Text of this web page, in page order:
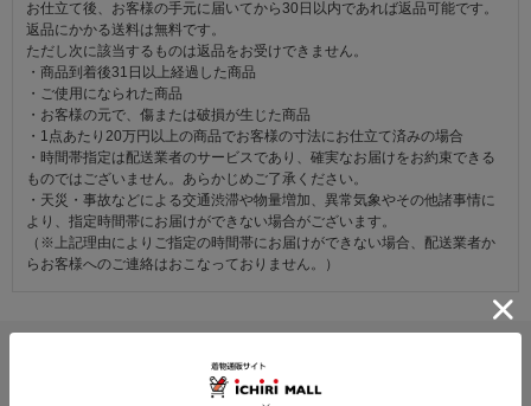
お仕立て後、お客様の手元に届いてから30日以内であれば返品可能です。
返品にかかる送料は無料です。
ただし次に該当するものは返品をお受けできません。
・商品到着後31日以上経過した商品
・ご使用になられた商品
・お客様の元で、傷または破損が生じた商品
・1点あたり20万円以上の商品でお客様の寸法にお仕立て済みの場合
・時間帯指定は配送業者のサービスであり、確実なお届けをお約束できる
ものではございません。あらかじめご了承ください。
・天災・事故などによる交通渋滞や物量増加、異常気象やその他諸事情に
より、指定時間帯にお届けができない場合がございます。
（※上記理由によりご指定の時間帯にお届けができない場合、配送業者か
らお客様へのご連絡はおこなっておりません。）
レビュー